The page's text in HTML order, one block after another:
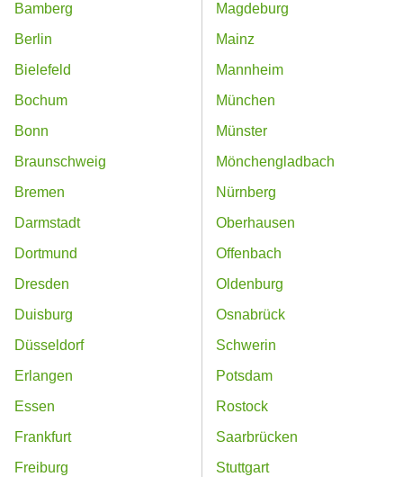
Bamberg
Berlin
Bielefeld
Bochum
Bonn
Braunschweig
Bremen
Darmstadt
Dortmund
Dresden
Duisburg
Düsseldorf
Erlangen
Essen
Frankfurt
Freiburg
Magdeburg
Mainz
Mannheim
München
Münster
Mönchengladbach
Nürnberg
Oberhausen
Offenbach
Oldenburg
Osnabrück
Schwerin
Potsdam
Rostock
Saarbrücken
Stuttgart